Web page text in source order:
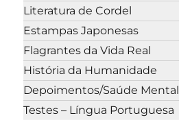
Literatura de Cordel
Estampas Japonesas
Flagrantes da Vida Real
História da Humanidade
Depoimentos/Saúde Mental
Testes – Língua Portuguesa